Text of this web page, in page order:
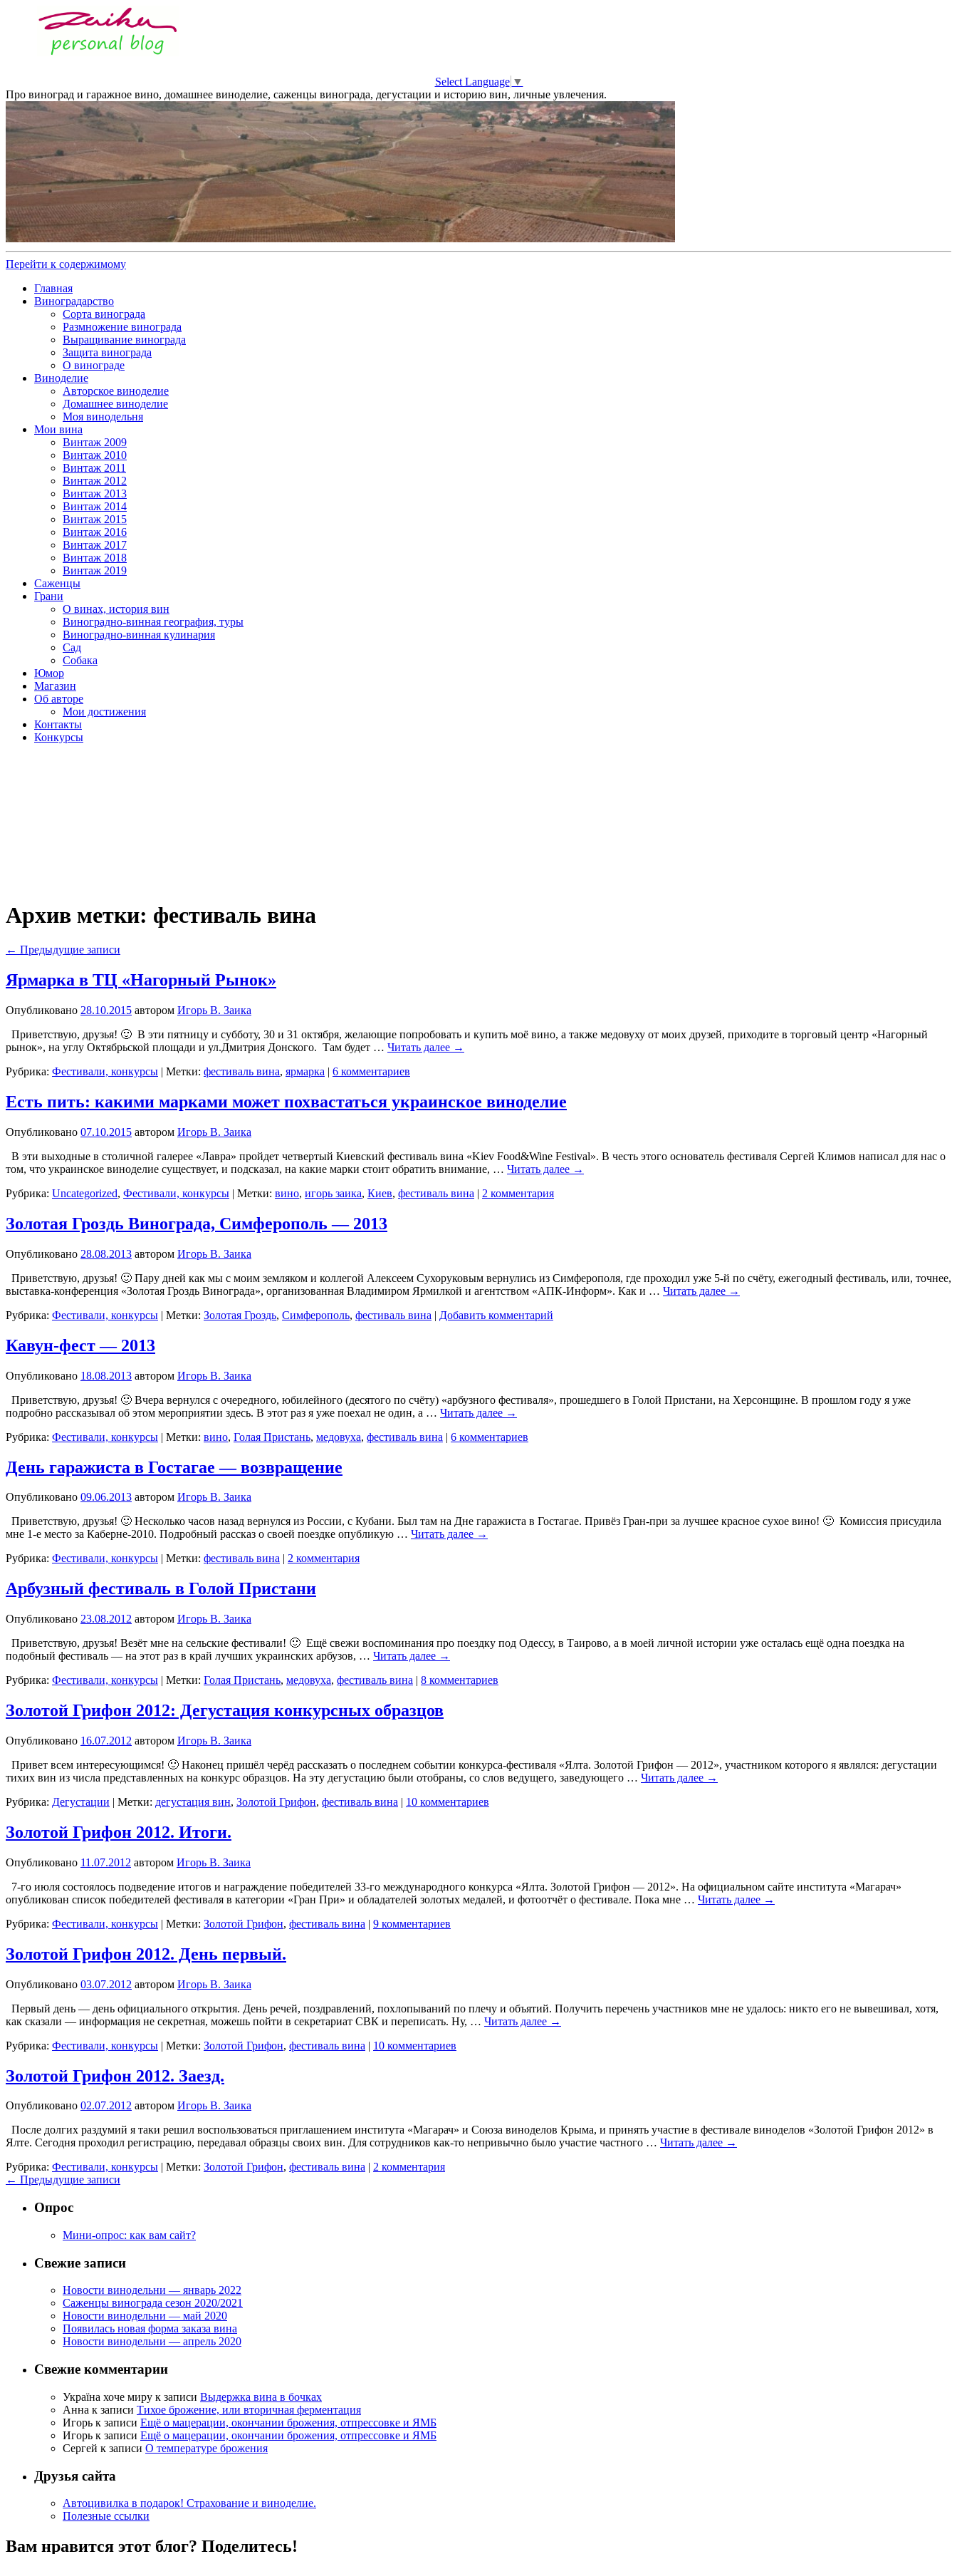
Select Language ▼
Про виноград и гаражное вино, домашнее виноделие, саженцы винограда, дегустации и историю вин, личные увлечения.
Перейти к содержимому
Главная
Виноградарство
Сорта винограда
Размножение винограда
Выращивание винограда
Защита винограда
О винограде
Виноделие
Авторское виноделие
Домашнее виноделие
Моя винодельня
Мои вина
Винтаж 2009
Винтаж 2010
Винтаж 2011
Винтаж 2012
Винтаж 2013
Винтаж 2014
Винтаж 2015
Винтаж 2016
Винтаж 2017
Винтаж 2018
Винтаж 2019
Саженцы
Грани
О винах, история вин
Виноградно-винная география, туры
Виноградно-винная кулинария
Сад
Собака
Юмор
Магазин
Об авторе
Мои достижения
Контакты
Конкурсы
Архив метки: фестиваль вина
← Предыдущие записи
Ярмарка в ТЦ «Нагорный Рынок»
Опубликовано 28.10.2015 автором Игорь В. Заика
Приветствую, друзья! 🙂 В эти пятницу и субботу, 30 и 31 октября, желающие попробовать и купить моё вино, а также медовуху от моих друзей, приходите в торговый центр «Нагорный
рынок», на углу Октябрьской площади и ул.Дмитрия Донского. Там будет … Читать далее →
Рубрика: Фестивали, конкурсы | Метки: фестиваль вина, ярмарка | 6 комментариев
Есть пить: какими марками может похвастаться украинское виноделие
Опубликовано 07.10.2015 автором Игорь В. Заика
В эти выходные в столичной галерее «Лавра» пройдет четвертый Киевский фестиваль вина «Kiev Food&Wine Festival». В честь этого основатель фестиваля Сергей Климов написал для нас о
том, что украинское виноделие существует, и подсказал, на какие марки стоит обратить внимание, … Читать далее →
Рубрика: Uncategorized, Фестивали, конкурсы | Метки: вино, игорь заика, Киев, фестиваль вина | 2 комментария
Золотая Гроздь Винограда, Симферополь — 2013
Опубликовано 28.08.2013 автором Игорь В. Заика
Приветствую, друзья! 🙂 Пару дней как мы с моим земляком и коллегой Алексеем Сухоруковым вернулись из Симферополя, где проходил уже 5-й по счёту, ежегодный фестиваль, или, точнее,
выставка-конференция «Золотая Гроздь Винограда», организованная Владимиром Ярмилкой и агентством «АПК-Информ». Как и … Читать далее →
Рубрика: Фестивали, конкурсы | Метки: Золотая Гроздь, Симферополь, фестиваль вина | Добавить комментарий
Кавун-фест — 2013
Опубликовано 18.08.2013 автором Игорь В. Заика
Приветствую, друзья! 🙂 Вчера вернулся с очередного, юбилейного (десятого по счёту) «арбузного фестиваля», прошедшего в Голой Пристани, на Херсонщине. В прошлом году я уже
подробно рассказывал об этом мероприятии здесь. В этот раз я уже поехал не один, а … Читать далее →
Рубрика: Фестивали, конкурсы | Метки: вино, Голая Пристань, медовуха, фестиваль вина | 6 комментариев
День гаражиста в Гостагае — возвращение
Опубликовано 09.06.2013 автором Игорь В. Заика
Приветствую, друзья! 🙂 Несколько часов назад вернулся из России, с Кубани. Был там на Дне гаражиста в Гостагае. Привёз Гран-при за лучшее красное сухое вино! 🙂 Комиссия присудила
мне 1-е место за Каберне-2010. Подробный рассказ о своей поездке опубликую … Читать далее →
Рубрика: Фестивали, конкурсы | Метки: фестиваль вина | 2 комментария
Арбузный фестиваль в Голой Пристани
Опубликовано 23.08.2012 автором Игорь В. Заика
Приветствую, друзья! Везёт мне на сельские фестивали! 🙂 Ещё свежи воспоминания про поездку под Одессу, в Таирово, а в моей личной истории уже осталась ещё одна поездка на
подобный фестиваль — на этот раз в край лучших украинских арбузов, … Читать далее →
Рубрика: Фестивали, конкурсы | Метки: Голая Пристань, медовуха, фестиваль вина | 8 комментариев
Золотой Грифон 2012: Дегустация конкурсных образцов
Опубликовано 16.07.2012 автором Игорь В. Заика
Привет всем интересующимся! 🙂 Наконец пришёл черёд рассказать о последнем событии конкурса-фестиваля «Ялта. Золотой Грифон — 2012», участником которого я являлся: дегустации
тихих вин из числа представленных на конкурс образцов. На эту дегустацию были отобраны, со слов ведущего, заведующего … Читать далее →
Рубрика: Дегустации | Метки: дегустация вин, Золотой Грифон, фестиваль вина | 10 комментариев
Золотой Грифон 2012. Итоги.
Опубликовано 11.07.2012 автором Игорь В. Заика
7-го июля состоялось подведение итогов и награждение победителей 33-го международного конкурса «Ялта. Золотой Грифон — 2012». На официальном сайте института «Магарач»
опубликован список победителей фестиваля в категории «Гран При» и обладателей золотых медалей, и фотоотчёт о фестивале. Пока мне … Читать далее →
Рубрика: Фестивали, конкурсы | Метки: Золотой Грифон, фестиваль вина | 9 комментариев
Золотой Грифон 2012. День первый.
Опубликовано 03.07.2012 автором Игорь В. Заика
Первый день — день официального открытия. День речей, поздравлений, похлопываний по плечу и объятий. Получить перечень участников мне не удалось: никто его не вывешивал, хотя,
как сказали — информация не секретная, можешь пойти в секретариат СВК и переписать. Ну, … Читать далее →
Рубрика: Фестивали, конкурсы | Метки: Золотой Грифон, фестиваль вина | 10 комментариев
Золотой Грифон 2012. Заезд.
Опубликовано 02.07.2012 автором Игорь В. Заика
После долгих раздумий я таки решил воспользоваться приглашением института «Магарач» и Союза виноделов Крыма, и принять участие в фестивале виноделов «Золотой Грифон 2012» в
Ялте. Сегодня проходил регистрацию, передавал образцы своих вин. Для сотрудников как-то непривычно было участие частного … Читать далее →
Рубрика: Фестивали, конкурсы Метки: Золотой Грифон, фестиваль вина
2 комментария
← Предыдущие записи
Опрос
Мини-опрос: как вам сайт?
Свежие записи
Новости винодельни — январь 2022
Саженцы винограда сезон 2020/2021
Новости винодельни — май 2020
Появилась новая форма заказа вина
Новости винодельни — апрель 2020
Свежие комментарии
Україна хоче миру к записи Выдержка вина в бочках
Анна к записи Тихое брожение, или вторичная ферментация
Игорь к записи Ещё о мацерации, окончании брожения, отпрессовке и ЯМБ
Игорь к записи Ещё о мацерации, окончании брожения, отпрессовке и ЯМБ
Сергей к записи О температуре брожения
Друзья сайта
Автоцивилка в подарок! Страхование и виноделие.
Полезные ссылки
Вам нравится этот блог? Поделитесь!